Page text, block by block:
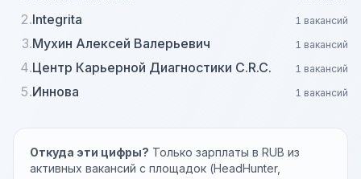
2.Integrita 1 вакансий
3.Мухин Алексей Валерьевич 1 вакансий
4.Центр Карьерной Диагностики C.R.C. 1 вакансий
5.Иннова 1 вакансий
Откуда эти цифры? Только зарплаты в RUB из
активных вакансий с площадок (HeadHunter,